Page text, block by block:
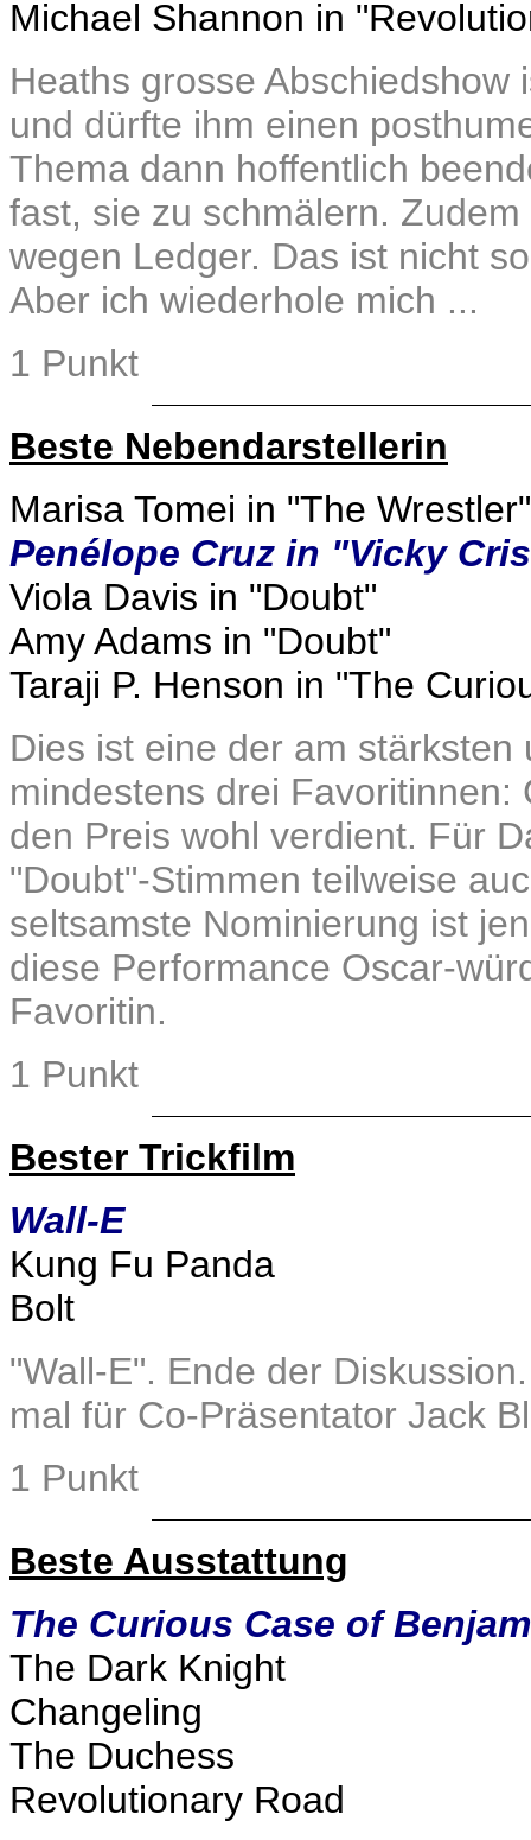
Michael Shannon in
Heaths grosse
und dürfte ihm einen
Thema dann hoffentlich
fast, sie zu schmälern.
wegen Ledger. Das ist nicht
Aber ich wiederhole mich ...
1 Punkt
Beste Nebendarstellerin
Marisa Tomei in "The Wrestler"
Penélope Cruz in "Vicky
Viola Davis in "Doubt"
Amy Adams in "Doubt"
Taraji P. Henson in "The
Dies ist eine der am
mindestens drei Favoritinnen:
den Preis wohl verdient. Für
"Doubt"-Stimmen teilweise
seltsamste Nominierung ist
diese Performance Oscar-
Favoritin.
1 Punkt
Bester Trickfilm
Wall-E
Kung Fu Panda
Bolt
"Wall-E". Ende der
mal für Co-Präsentator Jack
1 Punkt
Beste Ausstattung
The Curious Case of
The Dark Knight
Changeling
The Duchess
Revolutionary Road